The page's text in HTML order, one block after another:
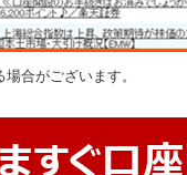
合がございます。